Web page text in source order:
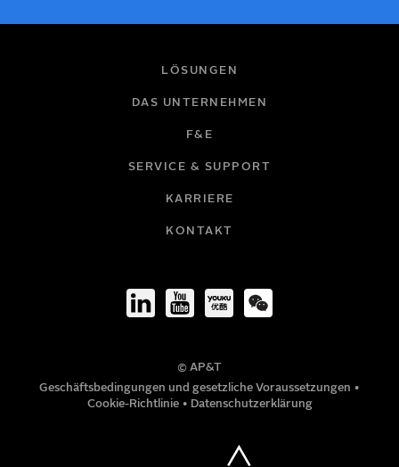
© AP&T
Geschäftsbedingungen und gesetzliche Voraussetzungen •
Cookie-Richtlinie • Datenschutzerklärung
LÖSUNGEN
DAS UNTERNEHMEN
F&E
SERVICE & SUPPORT
KARRIERE
KONTAKT